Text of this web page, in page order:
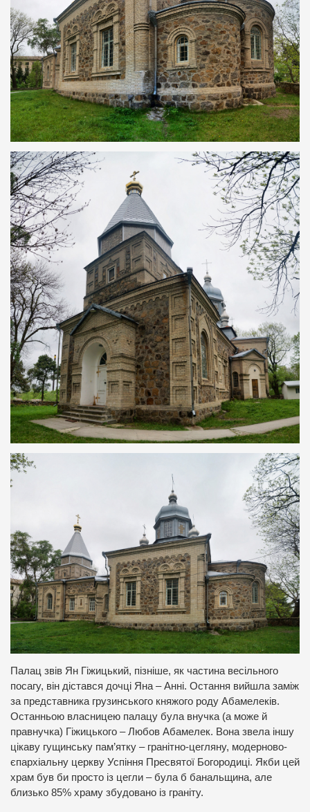
Палац звів Ян Гіжицький, пізніше, як частина весільного
посагу, він дістався дочці Яна – Анні. Остання вийшла заміж
за представника грузинського княжого роду Абамелеків.
Останньою власницею палацу була внучка (а може й
правнучка) Гіжицького – Любов Абамелек. Вона звела іншу
цікаву гущинську пам’ятку – гранітно-цегляну, модерново-
єпархіальну церкву Успіння Пресвятої Богородиці. Якби цей
храм був би просто із цегли – була б банальщина, але
близько 85% храму збудовано із граніту.